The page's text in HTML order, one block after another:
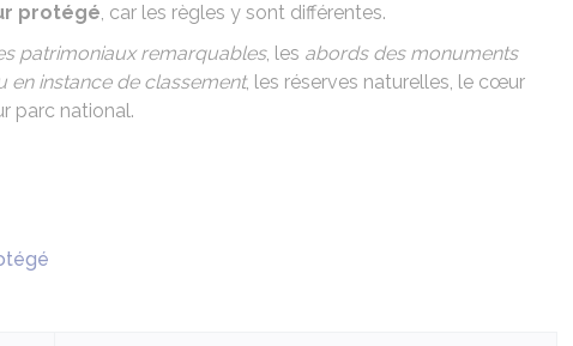
protégé, car les règles y sont différentes.
patrimoniaux remarquables, les abords des monuments
en instance de classement, les réserves naturelles, le cœur
parc national.